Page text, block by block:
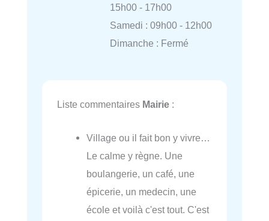
15h00 - 17h00
Samedi : 09h00 - 12h00
Dimanche : Fermé
Liste commentaires Mairie :
Village ou il fait bon y vivre…
Le calme y règne. Une
boulangerie, un café, une
épicerie, un medecin, une
école et voilà c'est tout. C'est